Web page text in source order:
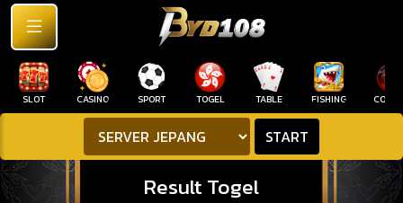
SLOT CASINO SPORT TOGEL TABLE FISHING COCK
START
Result Togel